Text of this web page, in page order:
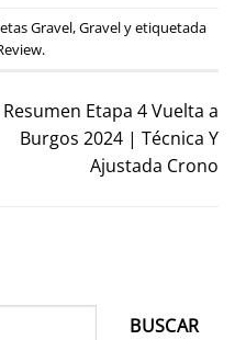
Gravel,Gravely etiquetada
.
Resumen Etapa 4 Vuelta a
Burgos 2024 | Técnica Y
Ajustada Crono
BUSCAR